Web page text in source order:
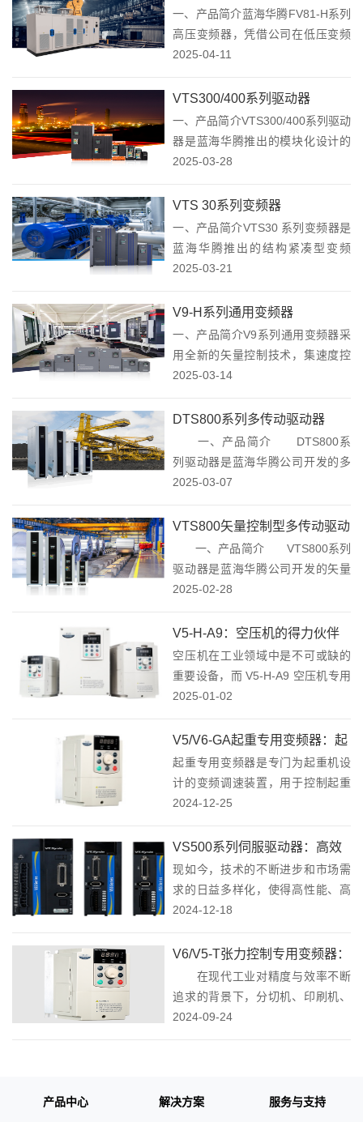
幅减少电网和机械冲击，确保电机
安全稳定运...
一、产品简介蓝海华腾FV81-H系列
高压变频器，凭借公司在低压变频
器领域的深厚积累，采用成熟的功
能调速设计。该系列集成了先进的
矢量控制算法，具有高可靠性、易
操作、高性能的...
2025-04-11
VTS300/400系列驱动器
一、产品简介VTS300/400系列驱动
器是蓝海华腾推出的模块化设计的
高性能驱动器，其I/O接口卡，通讯
的需求来组合搭配。产品采用了全
新架构的矢量控制技术，集速度控
制，转...
2025-03-28
VTS 30系列变频器
一、产品简介VTS30 系列变频器是
蓝海华腾推出的结构紧凑型变频
器，兼容同步电机、异步电机控
LED 操作面板，具有易用性、体积
小、重量轻、完善的保护功能等特
点，更好地...
2025-03-21
V9-H系列通用变频器
一、产品简介V9系列通用变频器采
用全新的矢量控制技术，集速度控
制，转矩控制和位置控制于一体，
步电机、直驱电机、磁悬浮电机、
空气悬浮电机、高速电主轴、伺服
电机等。 二、产品...
2025-03-14
DTS800系列多传动驱动器
一、产品简介 DTS800系
列驱动器是蓝海华腾公司开发的多
传动系列驱动器，采用独立自主开
矩响应性能和更高的稳速精度，可
以实现有编码器或无编码器的DTC
控制。独特的...
2025-03-07
VTS800⽮量控制型多传动驱动
一、产品简介 VTS800系列
驱动器是蓝海华腾公司开发的⽮量
控制型多传动驱动器，采⽤⽮量控
机，⽀持多种编码器扩展卡，⽀持
多种通讯扩展卡。 二、产品特
点 1、控制...
2025-02-28
V5-H-A9：空压机的得力伙伴
空压机在工业领域中是不可或缺的
重要设备，而 V5-H-A9 空压机专用
变频器的出现，为空压机的高效运
变频技术赋予空压机精准稳定的
运...
2025-01-02
V5/V6-GA起重专用变频器：起
重领域的可靠伙伴
起重专用变频器是专门为起重机设
计的变频调速装置，用于控制起重
机电机的启动、停止和速度调节。
的运行，提高起重机的效率和安全
性。V5/V6-GA 起重专用变频器以
其出色的性能...
2024-12-25
VS500系列伺服驱动器：高效
稳定，智能驱动未来
现如今，技术的不断进步和市场需
求的日益多样化，使得高性能、高
可靠性的伺服驱动器成为众多企业
伺服驱动器集成了高效能、稳定性
和智能化于一体，为各种应用场景
提供了强有力的支...
2024-12-18
V6/V5-T张力控制专用变频器：
精准驱动，引领工业高效生产
在现代工业对精度与效率不断
追求的背景下，分切机、印刷机、
涂布机、复合机及包装机械等行业
制策略——转矩控...
2024-09-24
产品中心 解决方案 服务与支持